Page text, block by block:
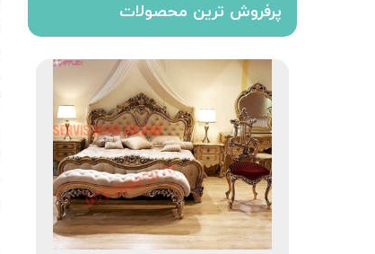
پرفروش ترین محصولات